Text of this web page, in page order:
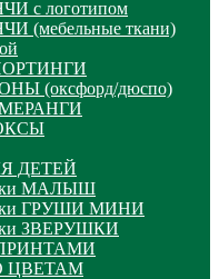
с логотипом
(мебельные ткани)
(оксфорд/дюспо)
ДЕТЕЙ
МАЛЫШ
ГРУШИ МИНИ
ЗВЕРУШКИ
ПРИНТАМИ
ЦВЕТАМ